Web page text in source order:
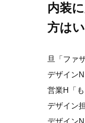
内装
方は
旦「ファ
デザイン
営業H「
デザイン
デザイン